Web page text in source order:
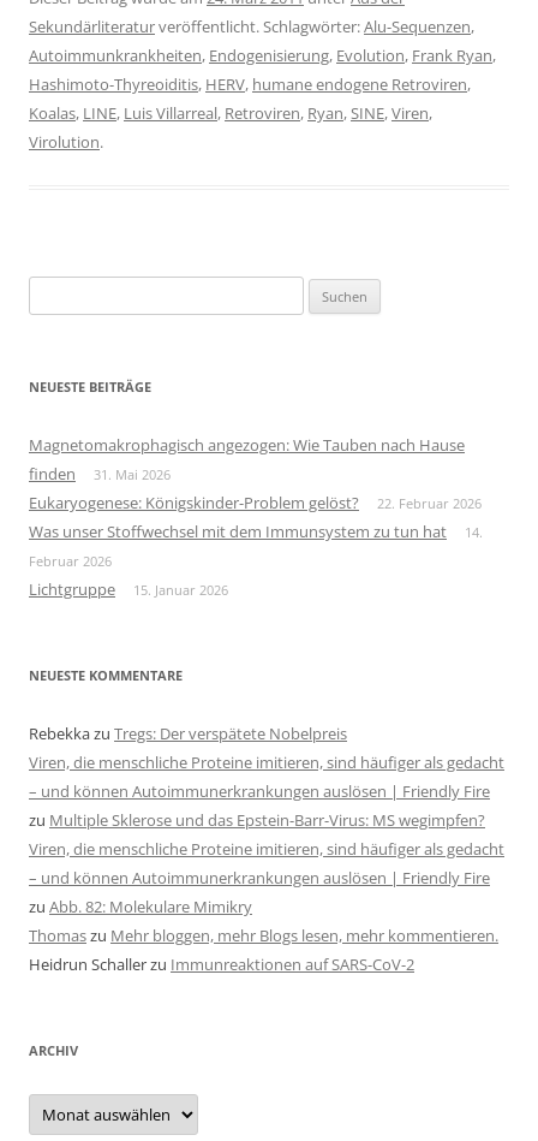
Sekundärliteraturveröffentlicht. Schlagwörter:Alu-Sequenzen,
Autoimmunkrankheiten, Endogenisierung, Evolution, Frank Ryan,
Hashimoto-Thyreoiditis, HERV, humane endogene Retroviren,
Koalas, LINE, Luis Villarreal, Retroviren, Ryan,SINE,Viren,
Virolution.
nach:
NEUESTE BEITRÄGE
Magnetomakrophagisch angezogen: Wie Tauben nach Hause
finden
31. Mai 2026
Eukaryogenese: Königskinder-Problem gelöst? 22. Februar 2026
Was unser Stoffwechsel mit dem Immunsystem zu tun hat
14.
Februar 2026
Lichtgruppe 15. Januar 2026
NEUESTE KOMMENTARE
Rebekkazu Tregs: Der verspätete Nobelpreis
Viren, die menschliche Proteine imitieren, sind häufiger als gedacht
– und können Autoimmunerkrankungen auslösen | Friendly Fire
zu Multiple Sklerose und das Epstein-Barr-Virus: MS wegimpfen?
Viren, die menschliche Proteine imitieren, sind häufiger als gedacht
– und können Autoimmunerkrankungen auslösen | Friendly Fire
zu Abb. 82: Molekulare Mimikry
Thomaszu Mehr bloggen, mehr Blogs lesen, mehr kommentieren.
Heidrun Schallerzu Immunreaktionen auf SARS-CoV-2
ARCHIV
Archiv